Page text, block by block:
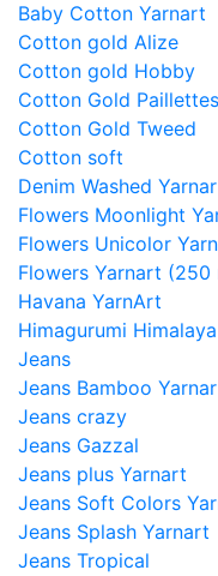
Baby Cotton Yarnart
Cotton gold Alize
Cotton gold Hobby
Cotton Gold
Cotton Gold Tweed
Cotton soft
Denim Washed
Flowers Moonlight
Flowers Unicolor
Flowers Yarnart (250
Havana YarnArt
Himagurumi Himalaya
Jeans
Jeans Bamboo
Jeans crazy
Jeans Gazzal
Jeans plus Yarnart
Jeans Soft Colors
Jeans Splash Yarnart
Jeans Tropical